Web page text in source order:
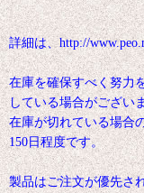
詳細は、http://
在庫を確保すべく努力
している場合がござい
在庫が切れている場合
150日程度です。
製品はご注文が優先さ